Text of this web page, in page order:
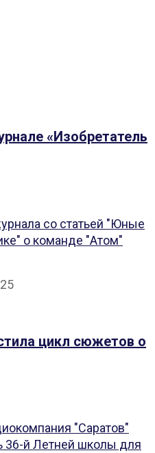
«Изобретатель
со статьей "Юные
о команде "Атом"
цикл сюжетов о
"Саратов"
36-й Летней школы для